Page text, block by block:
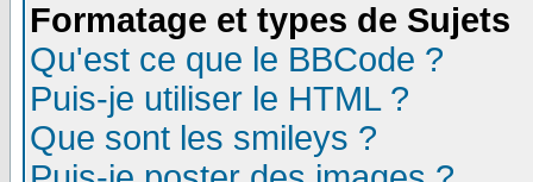
Formatage et types de Sujets
Qu'est ce que le BBCode ?
Puis-je utiliser le HTML ?
Que sont les smileys ?